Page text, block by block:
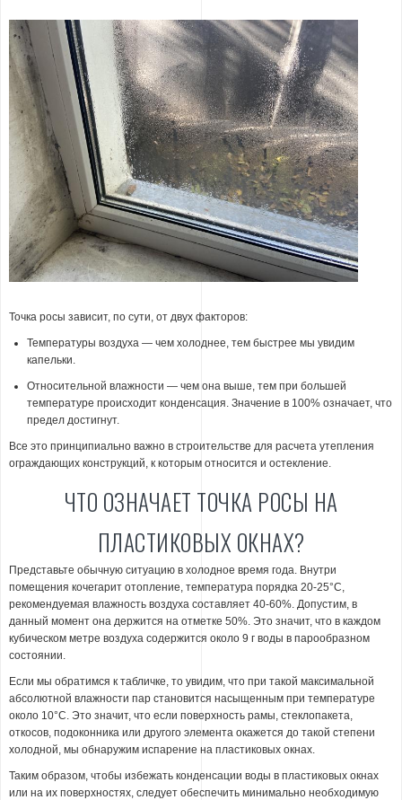
Точка росы зависит, по сути, от двух факторов:
Температуры воздуха — чем холоднее, тем быстрее мы увидим
капельки.
Относительной влажности — чем она выше, тем при большей
температуре происходит конденсация. Значение в 100% означает, что
предел достигнут.
Все это принципиально важно в строительстве для расчета утепления
ограждающих конструкций, к которым относится и остекление.
ЧТО ОЗНАЧАЕТ ТОЧКА РОСЫ НА
ПЛАСТИКОВЫХ ОКНАХ?
Представьте обычную ситуацию в холодное время года. Внутри
помещения кочегарит отопление, температура порядка 20-25°С,
рекомендуемая влажность воздуха составляет 40-60%. Допустим, в
данный момент она держится на отметке 50%. Это значит, что в каждом
кубическом метре воздуха содержится около 9 г воды в парообразном
состоянии.
Если мы обратимся к табличке, то увидим, что при такой максимальной
абсолютной влажности пар становится насыщенным при температуре
около 10°С. Это значит, что если поверхность рамы, стеклопакета,
откосов, подоконника или другого элемента окажется до такой степени
холодной, мы обнаружим испарение на пластиковых окнах.
Таким образом, чтобы избежать конденсации воды в пластиковых окнах
или на их поверхностях, следует обеспечить минимально необходимую